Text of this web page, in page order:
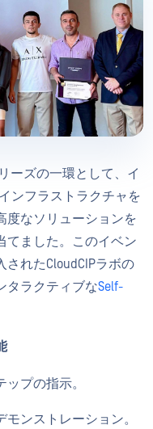
ーズの一環として、イ
ンフラストラクチャを
度なソリューションを
てました。このイベン
されたCloudCIPラボの
タラクティブなSelf-
ップの指示。
ンストレーション。